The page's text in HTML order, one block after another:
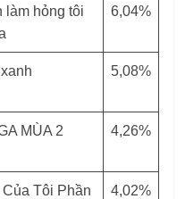
làm hỏng tôi
6,04%
5,08%
MÙA 2 4,26%
Tôi Phần
4,02%